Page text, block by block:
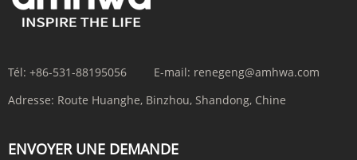
Tél: +86-531-88195056 E-mail: renegeng@amhwa.com
Adresse: Route Huanghe, Binzhou, Shandong, Chine
ENVOYER UNE DEMANDE